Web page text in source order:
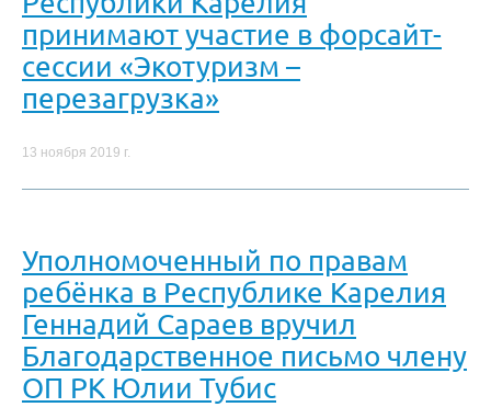
принимают участие в форсайт-
сессии «Экотуризм –
перезагрузка»
13 ноября 2019 г.
Уполномоченный по правам
ребёнка в Республике Карелия
Геннадий Сараев вручил
Благодарственное письмо члену
ОП РК Юлии Тубис